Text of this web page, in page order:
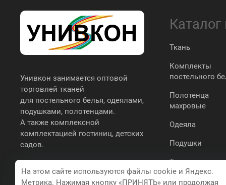
Унивкон занимается оптовой
торговлей тканей
для постельного белья, одеялами,
подушками, полотенцами.
А также комплексной
комплектацией гостиниц, детских
садов.
Ткань
Комплекты
постельного
Полотенца
махровые
Одеяла
Подушки
Трикотаж
простыни,
наволочки,
На этом сайте используются файлы cookie и Яндекс.
Метрика. Нажимая кнопку «ПРИНЯТЬ» или продолжая